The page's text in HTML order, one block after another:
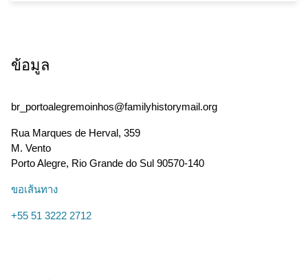
ข้อมูล
br_portoalegremoinhos@familyhistorymail.org
Rua Marques de Herval, 359
M. Vento
Porto Alegre, Rio Grande do Sul 90570-140
ขอเส้นทาง
+55 51 3222 2712